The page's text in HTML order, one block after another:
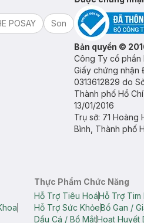
POSAY
Son
Bản quyền ©
Công Ty cổ phần
Giấy chứng nhận
0313612829 do
Thành phố Hồ
13/01/2016
Trụ sở: 71 Hoàng
Bình, Thành phố
Thực Phẩm Chức Năng
Hỗ Trợ Tiêu HoáHỗ Trợ Tim
Hỗ Trợ Sức KhỏeBổ Gan /
Dầu Cá / Bổ MắtHoạt Huyết